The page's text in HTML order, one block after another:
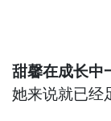
甜馨在成长中
她来说就已经